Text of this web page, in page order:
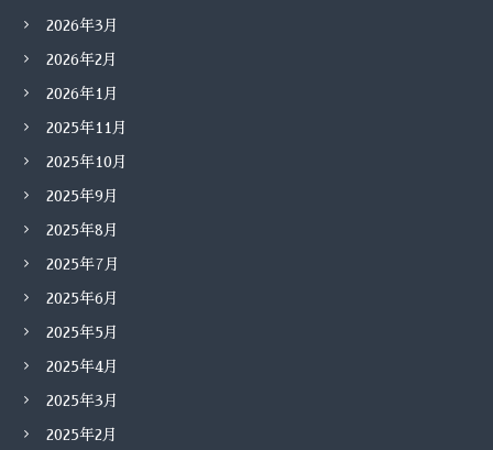
2026年3月
2026年2月
2026年1月
2025年11月
2025年10月
2025年9月
2025年8月
2025年7月
2025年6月
2025年5月
2025年4月
2025年3月
2025年2月